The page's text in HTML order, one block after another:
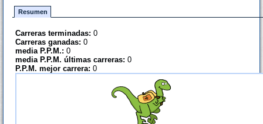
Resumen
Carreras terminadas: 0
Carreras ganadas: 0
media P.P.M.: 0
media P.P.M. últimas carreras: 0
P.P.M. mejor carrera: 0